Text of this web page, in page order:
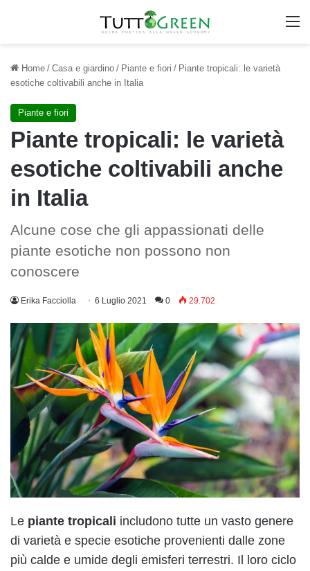
Home / Casa e giardino / Piante e fiori / Piante tropicali: le varietà
esotiche coltivabili anche in Italia
Piante e fiori
Piante tropicali: le varietà
esotiche coltivabili anche
in Italia
Alcune cose che gli appassionati delle
piante esotiche non possono non
conoscere
Erika Facciolla 6 Luglio 2021 0 29.702
Le piante tropicali includono tutte un vasto genere
di varietà e specie esotiche provenienti dalle zone
più calde e umide degli emisferi terrestri. Il loro ciclo